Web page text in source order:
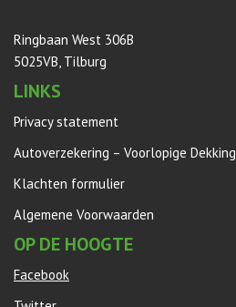
Ringbaan West 306B
5025VB, Tilburg
LINKS
Privacy statement
Autoverzekering – Voorlopige Dekking
Klachten formulier
Algemene Voorwaarden
OP DE HOOGTE
Facebook